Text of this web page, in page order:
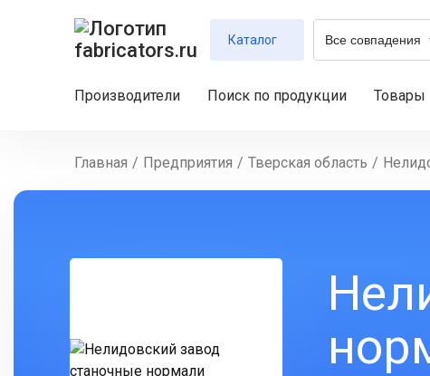
Каталог
Производители Поиск по продукции Товары
Главная / Предприятия / Тверская область /